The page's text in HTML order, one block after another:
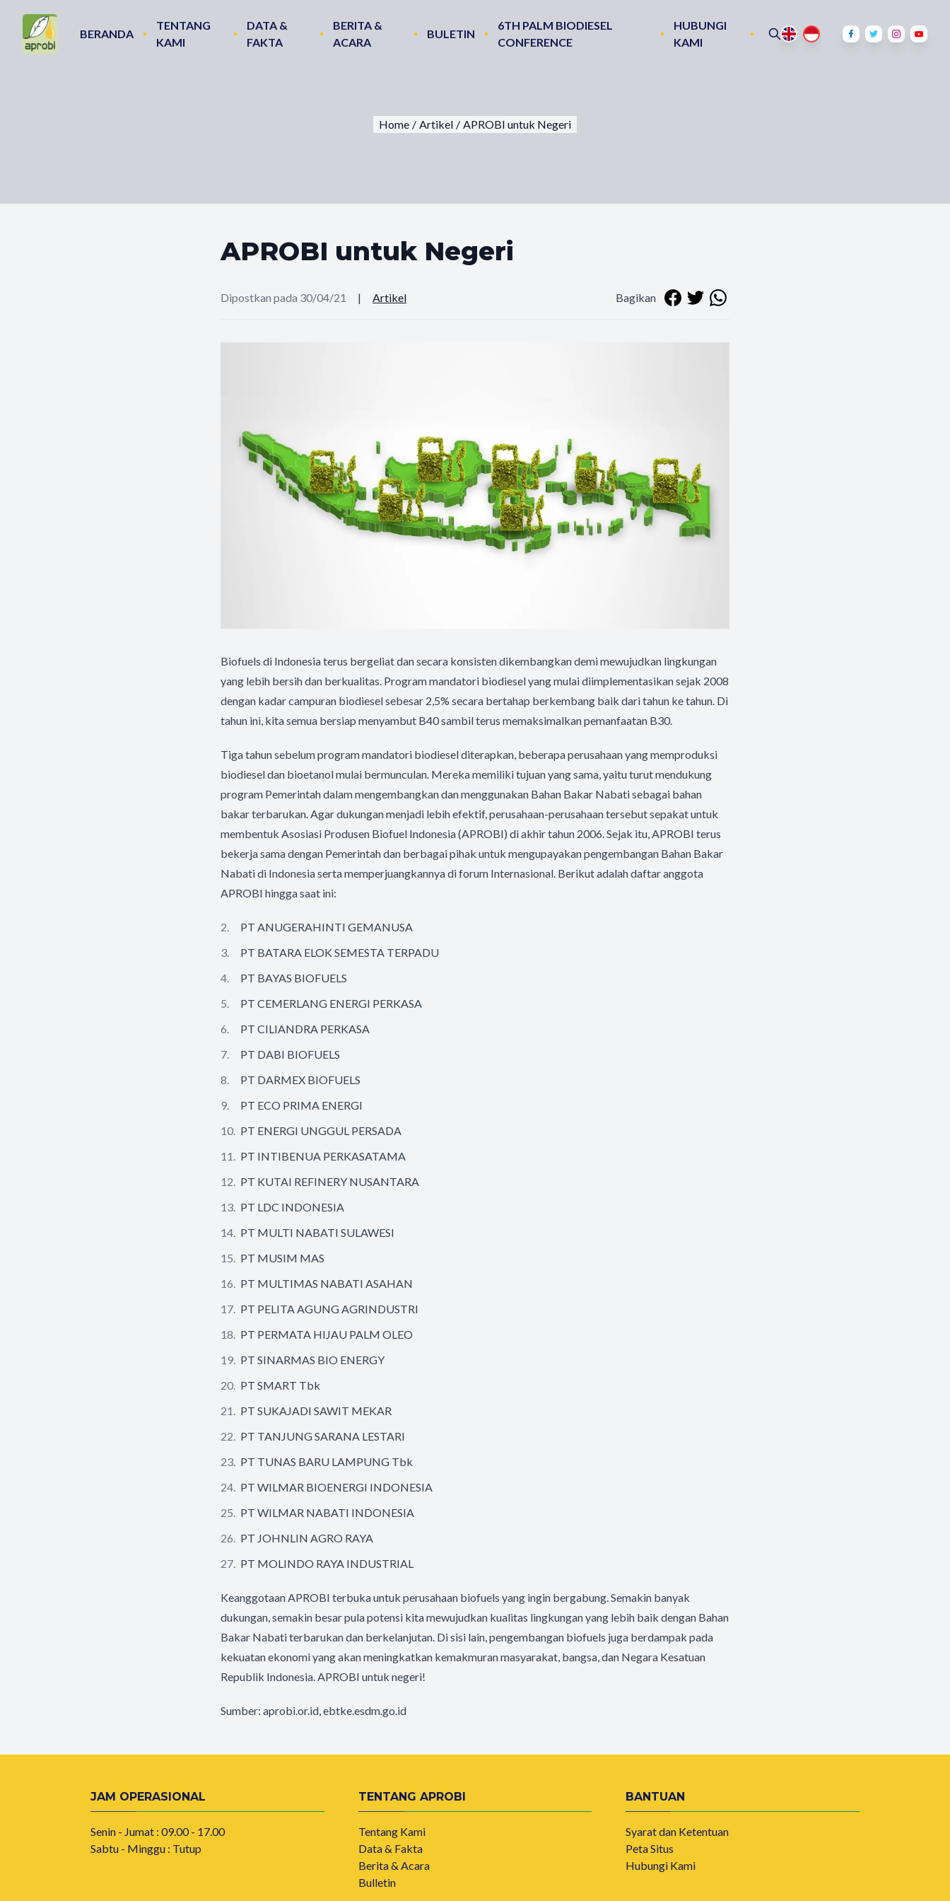
BERANDA
TENTANG
KAMI
DATA &
FAKTA
BERITA &
ACARA
BULETIN
6TH PALM BIODIESEL
CONFERENCE
HUBUNGI
KAMI
Home / Artikel / APROBI untuk Negeri
APROBI untuk Negeri
Dipostkan pada 30/04/21 | Artikel Bagikan
Biofuels di Indonesia terus bergeliat dan secara konsisten dikembangkan demi mewujudkan lingkungan
yang lebih bersih dan berkualitas. Program mandatori biodiesel yang mulai diimplementasikan sejak 2008
dengan kadar campuran biodiesel sebesar 2,5% secara bertahap berkembang baik dari tahun ke tahun. Di
tahun ini, kita semua bersiap menyambut B40 sambil terus memaksimalkan pemanfaatan B30.
Tiga tahun sebelum program mandatori biodiesel diterapkan, beberapa perusahaan yang memproduksi
biodiesel dan bioetanol mulai bermunculan. Mereka memiliki tujuan yang sama, yaitu turut mendukung
program Pemerintah dalam mengembangkan dan menggunakan Bahan Bakar Nabati sebagai bahan
bakar terbarukan. Agar dukungan menjadi lebih efektif, perusahaan-perusahaan tersebut sepakat untuk
membentuk Asosiasi Produsen Biofuel Indonesia (APROBI) di akhir tahun 2006. Sejak itu, APROBI terus
bekerja sama dengan Pemerintah dan berbagai pihak untuk mengupayakan pengembangan Bahan Bakar
Nabati di Indonesia serta memperjuangkannya di forum Internasional. Berikut adalah daftar anggota
APROBI hingga saat ini:
PT ANUGERAHINTI GEMANUSA
PT BATARA ELOK SEMESTA TERPADU
PT BAYAS BIOFUELS
PT CEMERLANG ENERGI PERKASA
PT CILIANDRA PERKASA
PT DABI BIOFUELS
PT DARMEX BIOFUELS
PT ECO PRIMA ENERGI
PT ENERGI UNGGUL PERSADA
PT INTIBENUA PERKASATAMA
PT KUTAI REFINERY NUSANTARA
PT LDC INDONESIA
PT MULTI NABATI SULAWESI
PT MUSIM MAS
PT MULTIMAS NABATI ASAHAN
PT PELITA AGUNG AGRINDUSTRI
PT PERMATA HIJAU PALM OLEO
PT SINARMAS BIO ENERGY
PT SMART Tbk
PT SUKAJADI SAWIT MEKAR
PT TANJUNG SARANA LESTARI
PT TUNAS BARU LAMPUNG Tbk
PT WILMAR BIOENERGI INDONESIA
PT WILMAR NABATI INDONESIA
PT JOHNLIN AGRO RAYA
PT MOLINDO RAYA INDUSTRIAL
Keanggotaan APROBI terbuka untuk perusahaan biofuels yang ingin bergabung. Semakin banyak
dukungan, semakin besar pula potensi kita mewujudkan kualitas lingkungan yang lebih baik dengan Bahan
Bakar Nabati terbarukan dan berkelanjutan. Di sisi lain, pengembangan biofuels juga berdampak pada
kekuatan ekonomi yang akan meningkatkan kemakmuran masyarakat, bangsa, dan Negara Kesatuan
Republik Indonesia. APROBI untuk negeri!
Sumber: aprobi.or.id, ebtke.esdm.go.id
JAM OPERASIONAL
Senin - Jumat : 09.00 - 17.00
Sabtu - Minggu : Tutup
TENTANG APROBI
Tentang Kami
Data & Fakta
Berita & Acara
Bulletin
BANTUAN
Syarat dan Ketentuan
Peta Situs
Hubungi Kami